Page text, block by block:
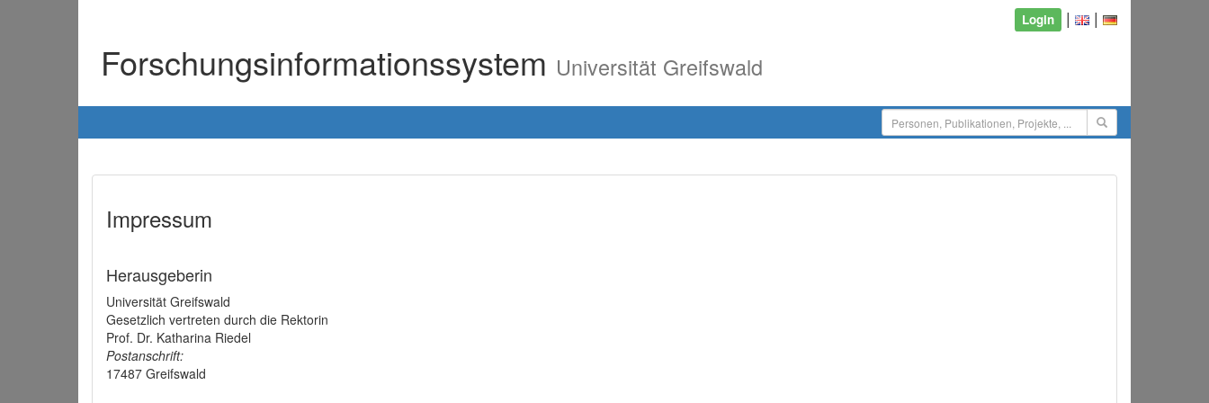
Login | |
Forschungsinformationssystem Universität Greifswald
Impressum
Herausgeberin
Universität Greifswald
Gesetzlich vertreten durch die Rektorin
Prof. Dr. Katharina Riedel
Postanschrift:
17487 Greifswald